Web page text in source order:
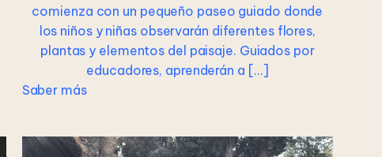
comienza con un pequeño paseo guiado donde
los niños y niñas observarán diferentes flores,
plantas y elementos del paisaje. Guiados por
educadores, aprenderán a […]
Saber más